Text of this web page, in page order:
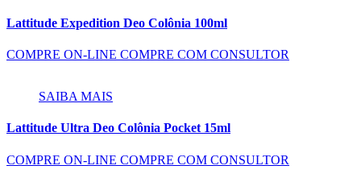
Lattitude Expedition Deo Colônia 100ml
COMPRE ON-LINE COMPRE COM CONSULTOR
SAIBA MAIS
Lattitude Ultra Deo Colônia Pocket 15ml
COMPRE ON-LINE COMPRE COM CONSULTOR